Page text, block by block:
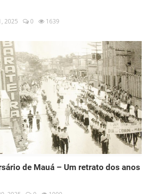
2025 0 1639
de Mauá – Um retrato dos anos